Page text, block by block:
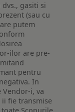
gasiti si
(sau cu
putem
ilor are pre-
pentru
In
i, va
ii fie transmise